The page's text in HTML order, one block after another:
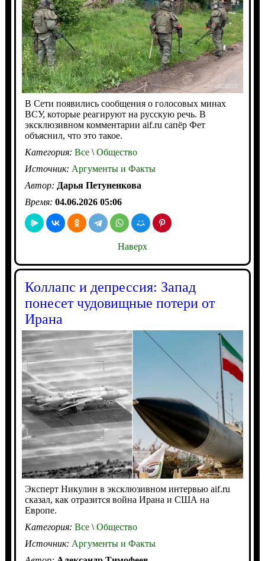
В Сети появились сообщения о голосовых минах
ВСУ, которые реагируют на русскую речь. В
эксклюзивном комментарии aif.ru сапёр Фет
объяснил, что это такое.
Категория: Все\Общество
Источник: Аргументы и Факты
Автор: Дарья Петуненкова
Время: 04.06.2026 05:06
Наверх
Коллапс и депрессия: Запад
понесет чудовищные потери от
Ирана
Эксперт Никулин в эксклюзивном интервью aif.ru
сказал, как отразится война Ирана и США на
Европе.
Категория: Все\Общество
Источник: Аргументы и Факты